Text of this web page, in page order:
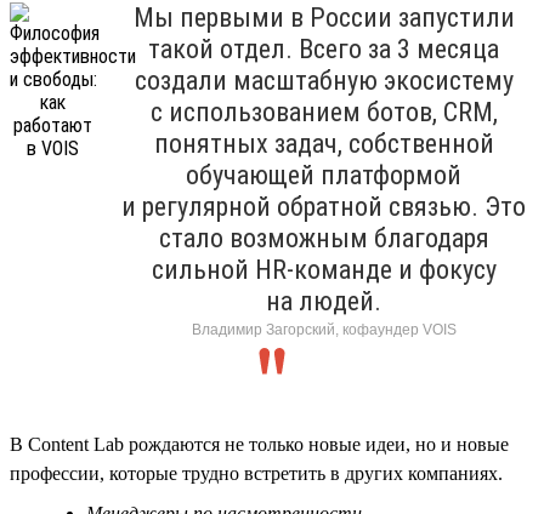
Мы первыми в России запустили
такой отдел. Всего за 3 месяца
создали масштабную экосистему
с использованием ботов, CRM,
понятных задач, собственной
обучающей платформой
и регулярной обратной связью. Это
стало возможным благодаря
сильной HR-команде и фокусу
на людей.
Владимир Загорский, кофаундер VOIS
В Content Lab рождаются не только новые идеи, но и новые
профессии, которые трудно встретить в других компаниях.